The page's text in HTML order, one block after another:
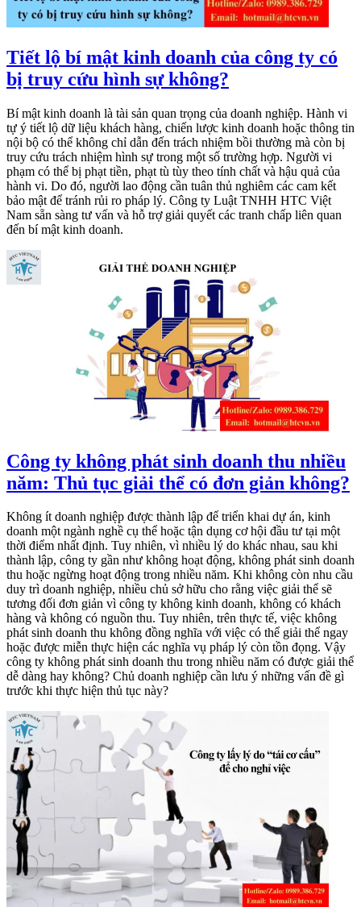
Tiết lộ bí mật kinh doanh của công ty có
bị truy cứu hình sự không?
Bí mật kinh doanh là tài sản quan trọng của doanh nghiệp. Hành vi
tự ý tiết lộ dữ liệu khách hàng, chiến lược kinh doanh hoặc thông tin
nội bộ có thể không chỉ dẫn đến trách nhiệm bồi thường mà còn bị
truy cứu trách nhiệm hình sự trong một số trường hợp. Người vi
phạm có thể bị phạt tiền, phạt tù tùy theo tính chất và hậu quả của
hành vi. Do đó, người lao động cần tuân thủ nghiêm các cam kết
bảo mật để tránh rủi ro pháp lý. Công ty Luật TNHH HTC Việt
Nam sẵn sàng tư vấn và hỗ trợ giải quyết các tranh chấp liên quan
đến bí mật kinh doanh.
Công ty không phát sinh doanh thu nhiều
năm: Thủ tục giải thể có đơn giản không?
Không ít doanh nghiệp được thành lập để triển khai dự án, kinh
doanh một ngành nghề cụ thể hoặc tận dụng cơ hội đầu tư tại một
thời điểm nhất định. Tuy nhiên, vì nhiều lý do khác nhau, sau khi
thành lập, công ty gần như không hoạt động, không phát sinh doanh
thu hoặc ngừng hoạt động trong nhiều năm. Khi không còn nhu cầu
duy trì doanh nghiệp, nhiều chủ sở hữu cho rằng việc giải thể sẽ
tương đối đơn giản vì công ty không kinh doanh, không có khách
hàng và không có nguồn thu. Tuy nhiên, trên thực tế, việc không
phát sinh doanh thu không đồng nghĩa với việc có thể giải thể ngay
hoặc được miễn thực hiện các nghĩa vụ pháp lý còn tồn đọng. Vậy
công ty không phát sinh doanh thu trong nhiều năm có được giải thể
dễ dàng hay không? Chủ doanh nghiệp cần lưu ý những vấn đề gì
trước khi thực hiện thủ tục này?